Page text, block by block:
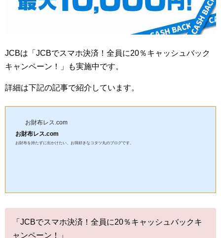
JCBは「JCBでスマホ決済！全員に20％キャッシュバック
キャンペーン！」も実施中です。
詳細は下記の記事で紹介しています。
お財布レス.com
お財布レス.com
お財布を持たずに出かけたい、お得好きなコタツ丸のブログです。
「JCBでスマホ決済！全員に20％キャッシュバックキ
ャンペーン！」